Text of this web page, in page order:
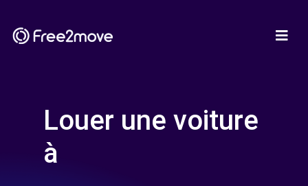
Louer une voiture
à